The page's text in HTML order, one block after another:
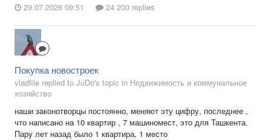
29.07.2026 09:51
24 200 replies
Покупка новостроек
vladfile replied to JuDo's topic in Недвижимость и коммунальное
хозяйство
наши законотворцы постоянно, меняют эту цифру, последнее ,
что написано на 10 квартир , 7 машиномест, это для Ташкента.
Пару лет назад было 1 квартира, 1 место